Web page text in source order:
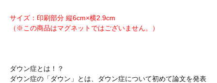
サイズ：印刷部分 縦6cm×横2.9cm
（※この商品はマグネットではございません。）
ダウン症とは！？
ダウン症の「ダウン」とは、ダウン症について初めて論文を発表